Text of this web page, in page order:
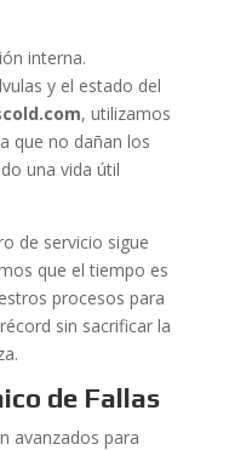
interna.
y el estado del
, utilizamos
que no dañan los
una vida útil
de servicio sigue
que el tiempo es
procesos para
sin sacrificar la
de Fallas
avanzados para